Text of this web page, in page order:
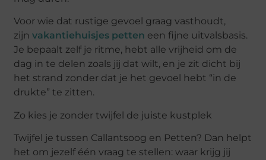
Voor wie dat rustige gevoel graag vasthoudt,
zijnvakantiehuisjes petten een fijne uitvalsbasis.
Je bepaalt zelf je ritme, hebt alle vrijheid om de
dag in te delen zoals jij dat wilt, en je zit dicht bij
het strand zonder dat je het gevoel hebt “in de
drukte” te zitten.
Zo kies je zonder twijfel de juiste kustplek
Twijfel je tussen Callantsoog en Petten? Dan helpt
het om jezelf één vraag te stellen: waar krijg jij